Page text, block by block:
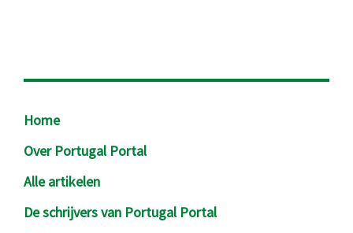
Footer
Home
Over Portugal Portal
Alle artikelen
De schrijvers van Portugal Portal